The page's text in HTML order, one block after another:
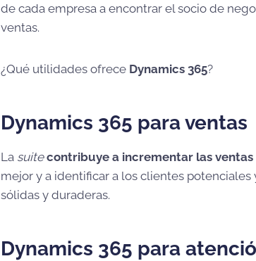
de cada empresa a encontrar el socio de
ventas.
¿Qué utilidades ofrece Dynamics 365?
Dynamics 365 para ventas
La suite contribuye a incrementar las
mejor y a identificar a los clientes
sólidas y duraderas.
Dynamics 365 para